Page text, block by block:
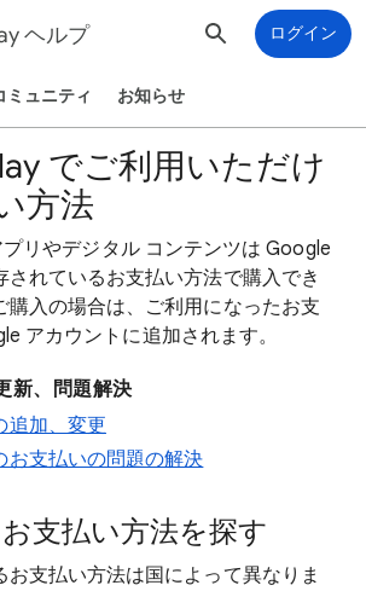
ヘルプ ログイン
ミュニティ お知らせ
でご利用いただけ
方法
リやデジタル コンテンツは Google
されているお支払い方法で購入でき
購入の場合は、ご利用になったお支
アカウントに追加されます。
新、問題解決
追加、変更
お支払いの問題の解決
支払い方法を探す
お支払い方法は国によって異なりま